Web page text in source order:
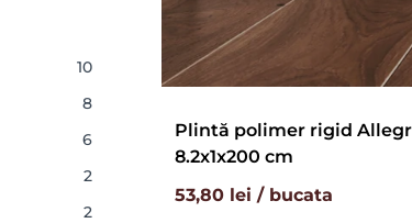
10
8
6
2
2
Plintă polimer rigid
8.2x1x200 cm
53,80 lei / bucata